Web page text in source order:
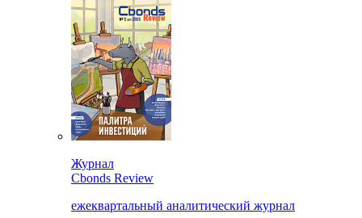
Журнал
Cbonds Review
ежеквартальный аналитический журнал